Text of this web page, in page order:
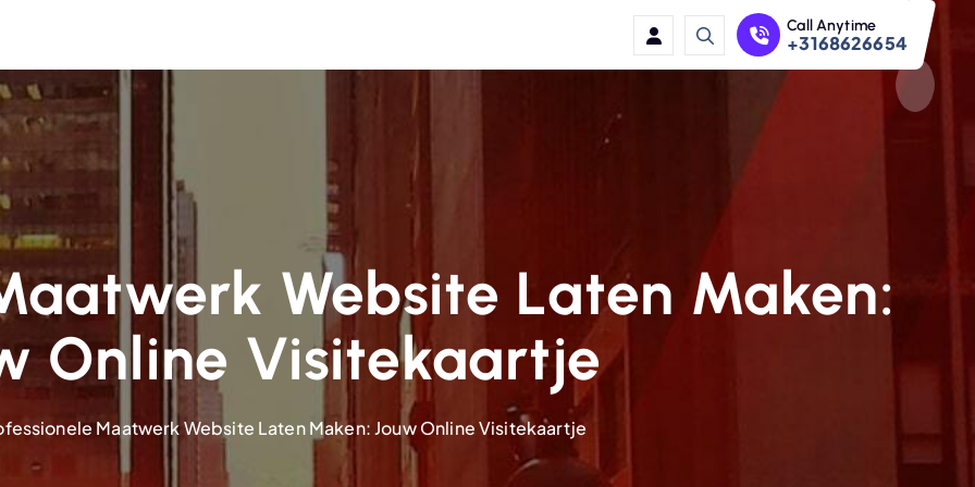
Call Anytime
+3168626654
Website Laten Maken:
Online Visitekaartje
Maatwerk Website Laten Maken: Jouw Online Visitekaartje